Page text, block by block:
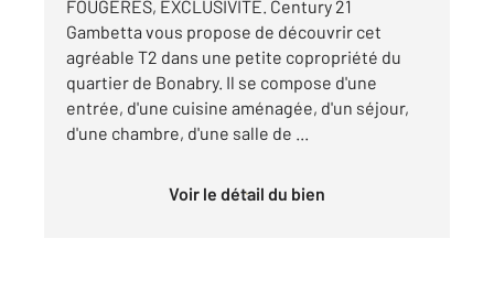
FOUGERES, EXCLUSIVITÉ. Century 21
Gambetta vous propose de découvrir cet
agréable T2 dans une petite copropriété du
quartier de Bonabry. Il se compose d'une
entrée, d'une cuisine aménagée, d'un séjour,
d'une chambre, d'une salle de ...
Voir le détail du bien